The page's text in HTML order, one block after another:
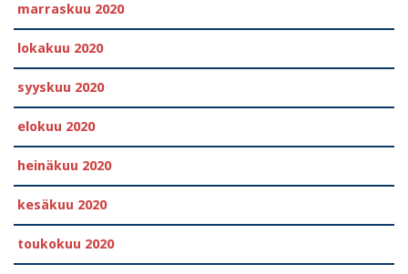
marraskuu 2020
lokakuu 2020
syyskuu 2020
elokuu 2020
heinäkuu 2020
kesäkuu 2020
toukokuu 2020